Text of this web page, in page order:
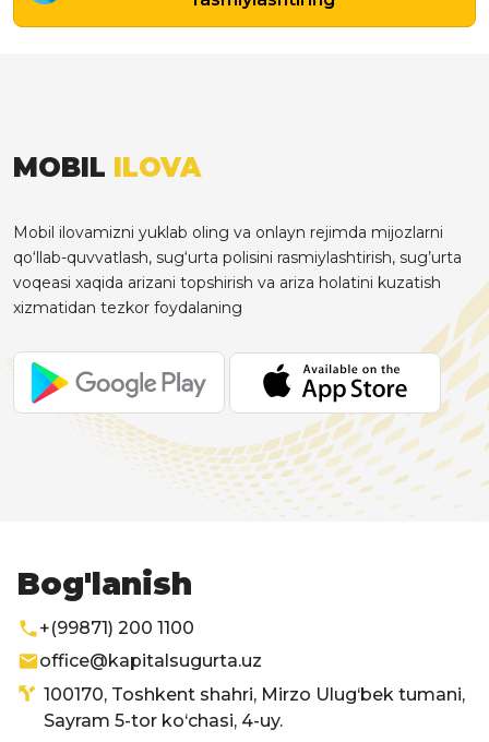
MOBIL ILOVA
Mobil ilovamizni yuklab oling va onlayn rejimda mijozlarni
qo‘llab-quvvatlash, sug‘urta polisini rasmiylashtirish, sug’urta
voqeasi xaqida arizani topshirish va ariza holatini kuzatish
xizmatidan tezkor foydalaning
Bog'lanish
+(99871) 200 1100
office@kapitalsugurta.uz
100170, Toshkent shahri, Mirzo Ulug‘bek tumani,
Sayram 5-tor ko‘chasi, 4-uy.